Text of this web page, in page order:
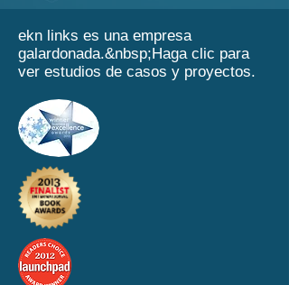
ekn links es una empresa
galardonada.&nbsp;Haga clic para
ver estudios de casos y proyectos.